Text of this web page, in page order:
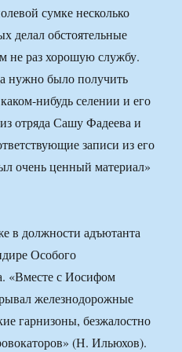
сумке несколько
делал обстоятельные
раз хорошую службу.
нужно было получить
нибудь селении и его
отряда Сашу Фадеева и
записи из его
очень ценный материал»
в должности адъютанта
Особого
«Вместе с Иосифом
железнодорожные
гарнизоны, безжалостно
(Н. Ильюхов).